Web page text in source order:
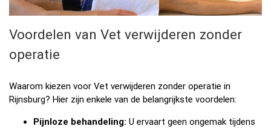
Voordelen van Vet verwijderen zonder
operatie
Waarom kiezen voor Vet verwijderen zonder operatie in
Rijnsburg? Hier zijn enkele van de belangrijkste voordelen:
Pijnloze behandeling: U ervaart geen ongemak tijdens